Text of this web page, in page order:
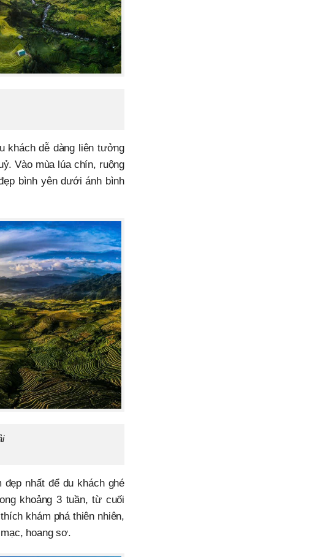
khách dễ dàng liên tưởng
Vào mùa lúa chín, ruộng
bình yên dưới ánh bình
nhất để du khách ghé
khoảng 3 tuần, từ cuối
khám phá thiên nhiên,
hoang sơ.